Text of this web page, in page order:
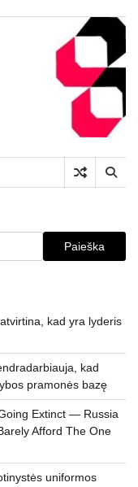
Paieška
kad yra lyderis
kad
pramonės bazę
Extinct — Russia
Afford The One
uniformos